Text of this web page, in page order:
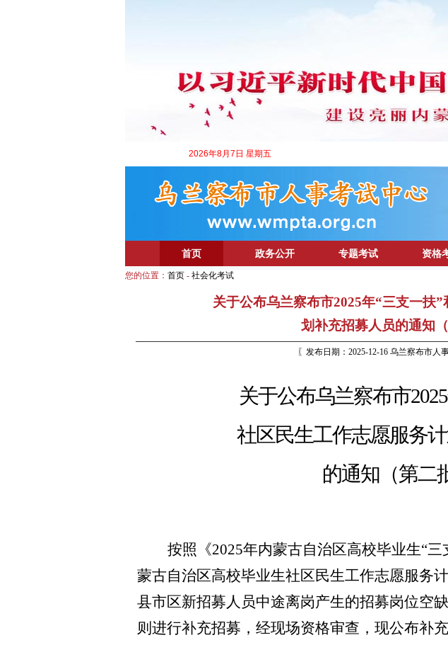
2026年8月7日 星期五
首页 政务公开 专题考试 资格
您的位置： 首页 - 社会化考试
关于公布乌兰察布市2025年“三支一扶
划补充招募人员的通知（
〖发布日期：2025-12-16 乌兰察布市人
关于公布乌兰察布市
社区民生工作志愿服务
的通知（第二
按照《2025年内蒙古自治区高校毕业生“
蒙古自治区高校毕业生社区民生工作志愿服务
县市区新招募人员中途离岗产生的招募岗位空
则进行补充招募，经现场资格审查，现公布补